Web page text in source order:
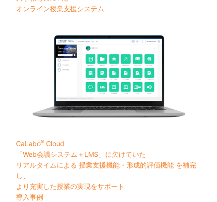
オンライン授業支援システム
CaLabo®︎ Cloud
「Web会議システム＋LMS」に欠けていた
リアルタイムによる 授業支援機能・形成的評価機能 を補完
し、
より充実した授業の実現をサポート
導入事例